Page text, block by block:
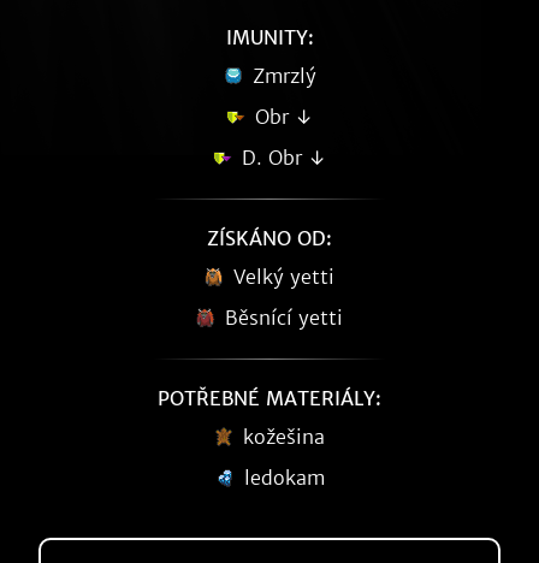
IMUNITY:
Zmrzlý
Obr ↓
D. Obr ↓
ZÍSKÁNO OD:
Velký yetti
Běsnící yetti
POTŘEBNÉ MATERIÁLY:
kožešina
ledokam